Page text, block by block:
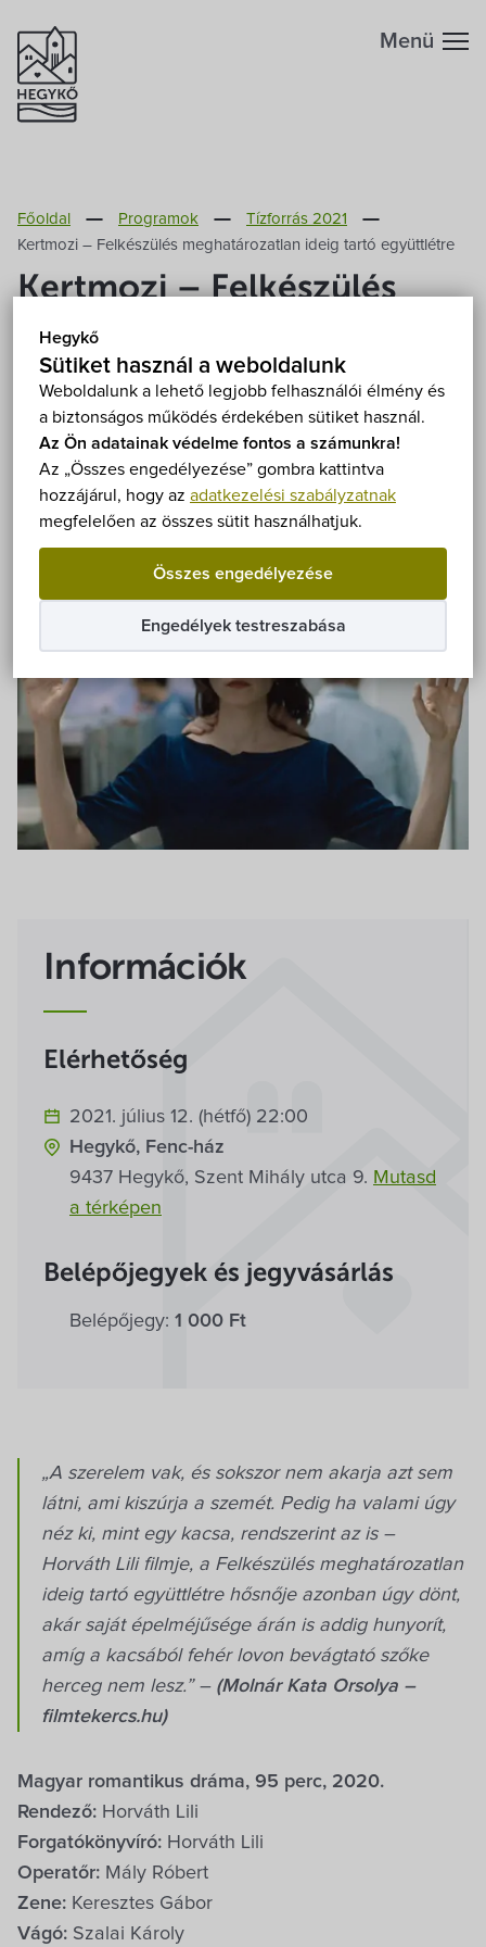
Hegykő
Sütiket használ a weboldalunk
Weboldalunk a lehető legjobb felhasználói élmény és
a biztonságos működés érdekében sütiket használ.
Az Ön adatainak védelme fontos a számunkra!
Az „Összes engedélyezése” gombra kattintva
hozzájárul, hogy az adatkezelési szabályzatnak
megfelelően az összes sütit használhatjuk.
Összes engedélyezése
Engedélyek testreszabása
Megközelítés
Fontos telefonszámok
Földrajzi adottság
Éghajlat
Hegykő történelme
Szabadidő
Éttermek
Programok
Önkormányzat
Hírek
Képviselő-testület
Választási információk
Közoktatási Intézmények
Villa Igku Kft.
Pályázatok
Dokumentumok
Menü
Főoldal Programok
Tízforrás 2021
Kertmozi – Felkészülés meghatározatlan ideig tartó együttlétre
Kertmozi – Felkészülés
meghatározatlan ideig
tartó együttlétre
2021. július 12. (hétfő) 22:00
Hegykő, Fenc-ház 9437 Hegykő, Szent Mihály utca
Mutasd a térképen
Fizetős Fedett helyen Film
„A szerelem vak, és sokszor nem akarja azt sem
látni, ami kiszúrja a szemét. Pedig ha valami úgy
néz ki, mint egy kacsa, rendszerint az is –
Horváth Lili filmje, a Felkészülés meghatározatlan
ideig tartó együttlétre hősnője azonban úgy dönt,
akár saját épelméjűsége árán is addig hunyorít,
amíg a kacsából fehér lovon bevágtató szőke
herceg nem lesz.” – (Molnár Kata Orsolya –
filmtekercs.hu)
Magyar romantikus dráma, 95 perc, 2020.
Rendező: Horváth Lili
Forgatókönyvíró: Horváth Lili
Operatőr: Mály Róbert
Zene: Keresztes Gábor
Vágó: Szalai Károly
Információk
Elérhetőség
2021. július 12. (hétfő) 22:00
Hegykő, Fenc-ház
9437 Hegykő, Szent Mihály utca 9. Mutasd
a térképen
Belépőjegyek és jegyvásárlás
Belépőjegy: 1 000 Ft